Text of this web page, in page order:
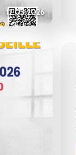
12.03.2026